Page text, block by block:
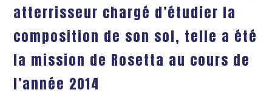
atterrisseur chargé d’étudier la
composition de son sol, telle a été
la mission de Rosetta au cours de
l’année 2014